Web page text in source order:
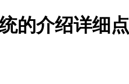
的介绍详细点